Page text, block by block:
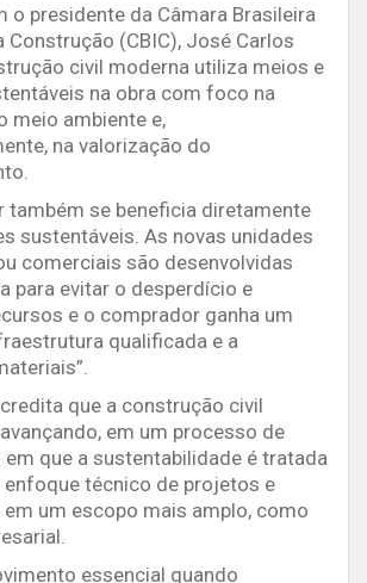
o presidente da Câmara Brasileira
Construção (CBIC), José Carlos
civil moderna utiliza meios e
na obra com foco na
meio ambiente e,
na valorização do
também se beneficia diretamente
sustentáveis. As novas unidades
comerciais são desenvolvidas
para evitar o desperdício e
e o comprador ganha um
qualificada e a
que a construção civil
em um processo de
que a sustentabilidade é tratada
enfoque técnico de projetos e
um escopo mais amplo, como
essencial quando